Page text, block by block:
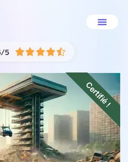
Certifié !